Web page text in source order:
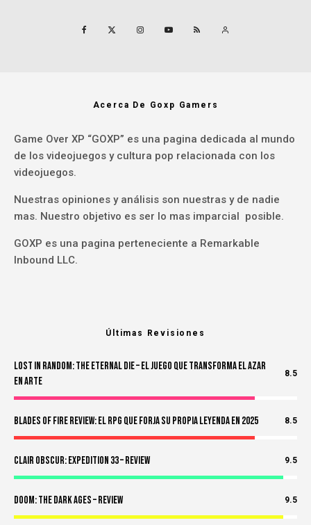
Acerca De Goxp Gamers
Game Over XP “GOXP” es una pagina dedicada al mundo
de los videojuegos y cultura pop relacionada con los
videojuegos.
Nuestras opiniones y análisis son nuestras y de nadie
mas. Nuestro objetivo es ser lo mas imparcial posible.
GOXP es una pagina perteneciente a Remarkable
Inbound LLC.
Últimas Revisiones
Lost in Random: The Eternal Die – El Juego Que Transforma el Azar
en Arte
8.5
Blades of Fire Review: El RPG Que Forja Su Propia Leyenda en 2025 8.5
Clair Obscur: Expedition 33 – Review 9.5
Doom: The Dark Ages – Review 9.5